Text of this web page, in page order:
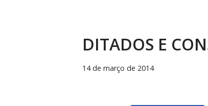
DITADOS E
14 de março de 2014